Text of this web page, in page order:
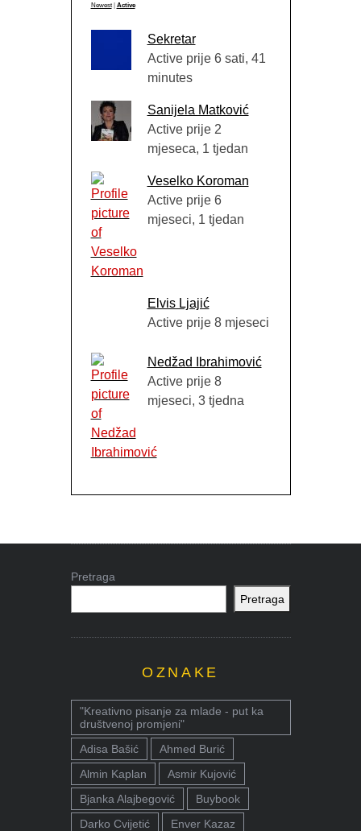
Newest Active
Sekretar
Active prije 6 sati, 41
minutes
Sanijela Matković
Active prije 2
mjeseca, 1 tjedan
Veselko Koroman
Active prije 6
mjeseci, 1 tjedan
Elvis Ljajić
Active prije 8 mjeseci
Nedžad Ibrahimović
Active prije 8
mjeseci, 3 tjedna
Pretraga
Pretraga
OZNAKE
"Kreativno pisanje za mlade - put ka
društvenoj promjeni"
Adisa Bašić
Ahmed Burić
Almin Kaplan
Asmir Kujović
Bjanka Alajbegović
Buybook
Darko Cvijetić
Enver Kazaz